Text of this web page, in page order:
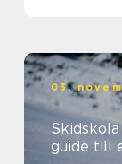
03.
guide till